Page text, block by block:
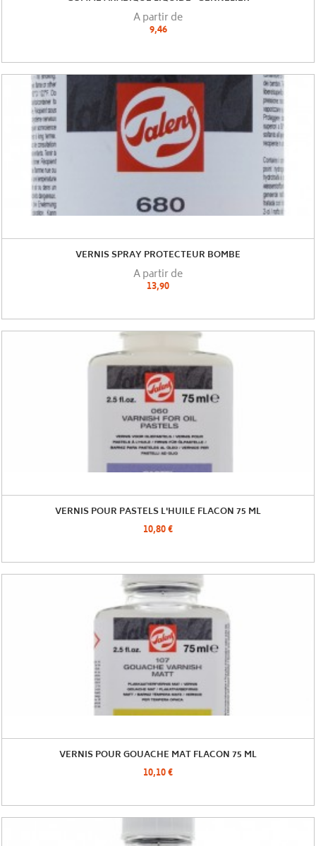
A partir de
9,46
VERNIS SPRAY PROTECTEUR BOMBE
A partir de
13,90
VERNIS POUR PASTELS L'HUILE FLACON 75 ML
10,80 €
VERNIS POUR GOUACHE MAT FLACON 75 ML
10,10 €